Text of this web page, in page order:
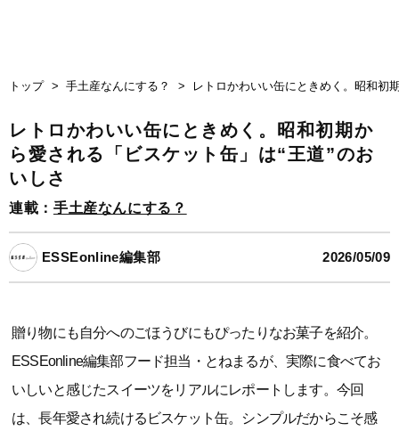
トップ 手土産なんにする？ レトロかわいい缶にときめく。昭和初
レトロかわいい缶にときめく。昭和初期か
ら愛される「ビスケット缶」は“王道”のお
いしさ
連載： 手土産なんにする？
ESSEonline編集部 2026/05/09
贈り物にも自分へのごほうびにもぴったりなお菓子を紹介。
ESSEonline編集部フード担当・とねまるが、実際に食べてお
いしいと感じたスイーツをリアルにレポートします。今回
は、長年愛され続けるビスケット缶。シンプルだからこそ感